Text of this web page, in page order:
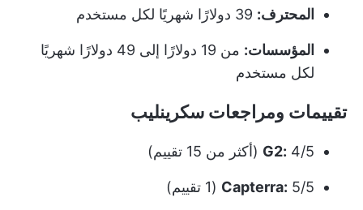
المحترف:
المؤسسات:
من 19 دولارًا إلى 49 دولارًا شهريًا
لكل مستخدم
تقييمات ومراجعات سكرينليب
G2: 4/5 (أكثر من 15 تقييم)
Capterra: 5/5 (1 تقييم)